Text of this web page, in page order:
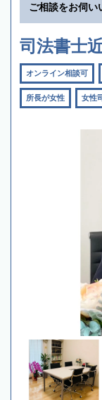
ご相談をお伺い
司法書士
オンライン相談可
所長が女性 女性